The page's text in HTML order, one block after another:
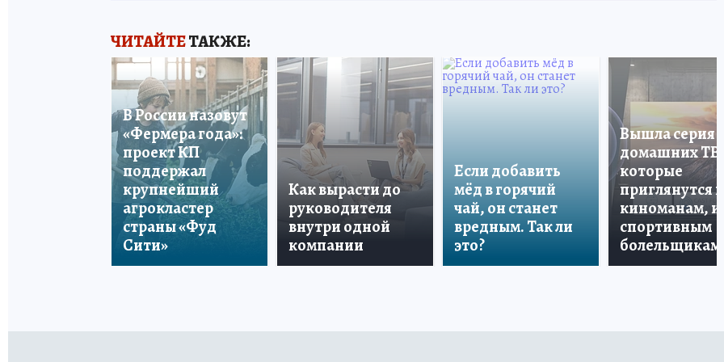
ЧИТАЙТЕТАКЖЕ:
В России назовут
«Фермера года»:
проект КП
поддержал
крупнейший
агрокластер
страны «Фуд
Сити»
Как вырасти до
руководителя
внутри одной
компании
Если добавить
мёд в горячий
чай, он станет
вредным. Так ли
это?
Вышла серия
домашних ТВ,
которые
приглянутся и
киноманам, и
спортивным
болельщикам